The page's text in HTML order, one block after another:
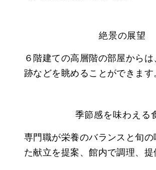
絶景の展望
６階建ての高層階の部屋から
跡などを眺めることができます
季節感を味わえる
専門職が栄養のバランスと旬の
た献立を提案、館内で調理、提